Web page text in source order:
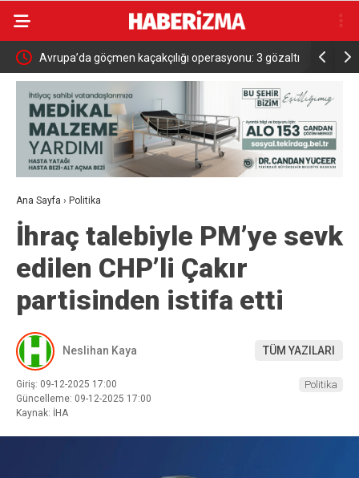
Avrupa’da göçmen kaçakçılığı operasyonu: 3 gözaltı Başkan
hizmete
Ana Sayfa › Politika
İhraç talebiyle PM’ye sevk
edilen CHP’li Çakır
partisinden istifa etti
Neslihan Kaya TÜM YAZILARI
Giriş: 09-12-2025 17:00
Güncelleme: 09-12-2025 17:00
Kaynak: İHA
Politika